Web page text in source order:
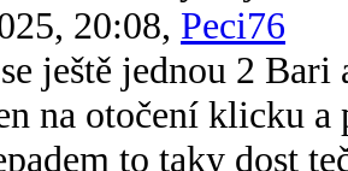
20:08, Peci76
ještě jednou 2 Bari
na otočení klicku a
to taky dost